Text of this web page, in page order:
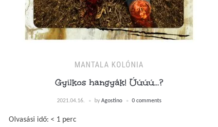
MANTALA KOLÓNIA
Gyilkos hangyák! Úúúú…?
2021.04.16. by Agostino 0 comments
Olvasási idő: < 1 perc